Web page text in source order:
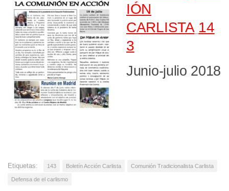
IÓN
CARLISTA 14
3
Junio-julio 2018
Etiquetas: 143 Boletín Acción Carlista Comunión Tradicionalista Carlista
Defensa de el carlismo